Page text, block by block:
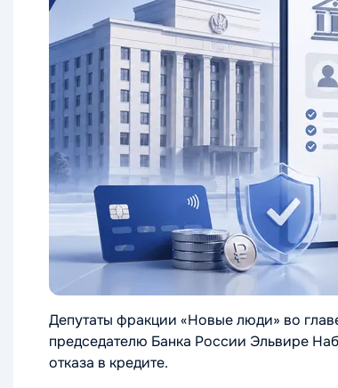
Депутаты фракции «Новые люди» во
председателю Банка России Эльвире
отказа в кредите.